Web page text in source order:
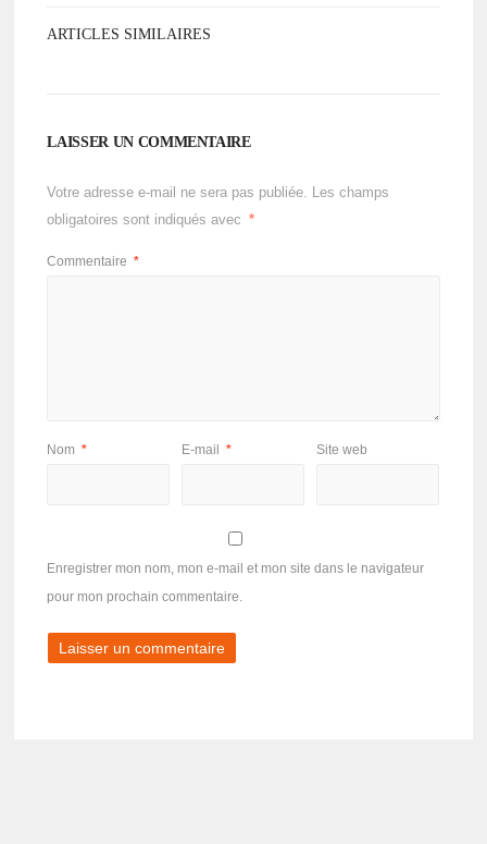
ARTICLES SIMILAIRES
LAISSER UN COMMENTAIRE
Votre adresse e-mail ne sera pas publiée.
Les champs
obligatoires sont indiqués avec
*
Commentaire *
Nom * E-mail * Site web
Enregistrer mon nom, mon e-mail et mon site dans le navigateur
pour mon prochain commentaire.